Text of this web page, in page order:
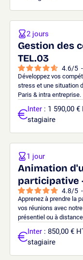
Gestion des
TEL.03
4.6/5 -
Développez vos
stress et une situation
Paris & intra entreprise.
2 jours
Inter : 1 590,00 €
stagiaire
Animation
participative
4.8/5 -
Apprenez à prendre la
vos réunions avec
présentiel ou à
1 jour
Inter : 850,00 €
stagiaire